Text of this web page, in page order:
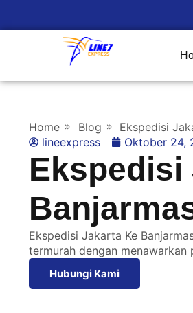
Home Blog
Ekspedisi
lineexpress
Oktober 24,
Ekspedisi
Ekspedisi Jakarta Ke
termurah dengan menawarkan
Hubungi Kami